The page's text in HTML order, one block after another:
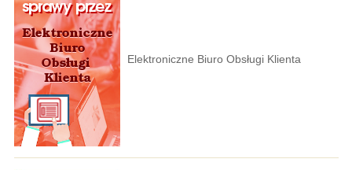
Elektroniczne Biuro Obsługi Klienta